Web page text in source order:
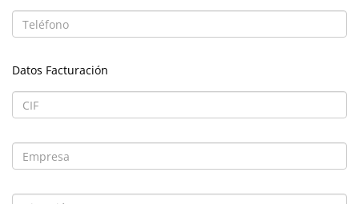
Datos Facturación